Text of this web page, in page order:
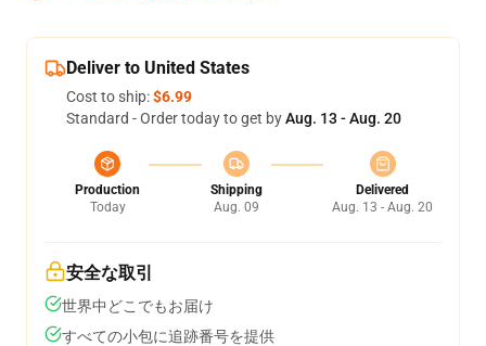
Deliver to United States
Cost to ship:$6.99
Standard - Order today to get byAug. 13 - Aug. 20
Production
Today
Shipping
Aug. 09
Delivered
Aug. 13 - Aug. 20
安全な取引
世界中どこでもお届け
すべての小包に追跡番号を提供